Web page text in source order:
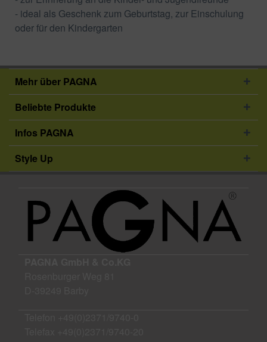
- ideal als Geschenk zum Geburtstag, zur Einschulung
oder für den Kindergarten
Mehr über PAGNA
Beliebte Produkte
Infos PAGNA
Style Up